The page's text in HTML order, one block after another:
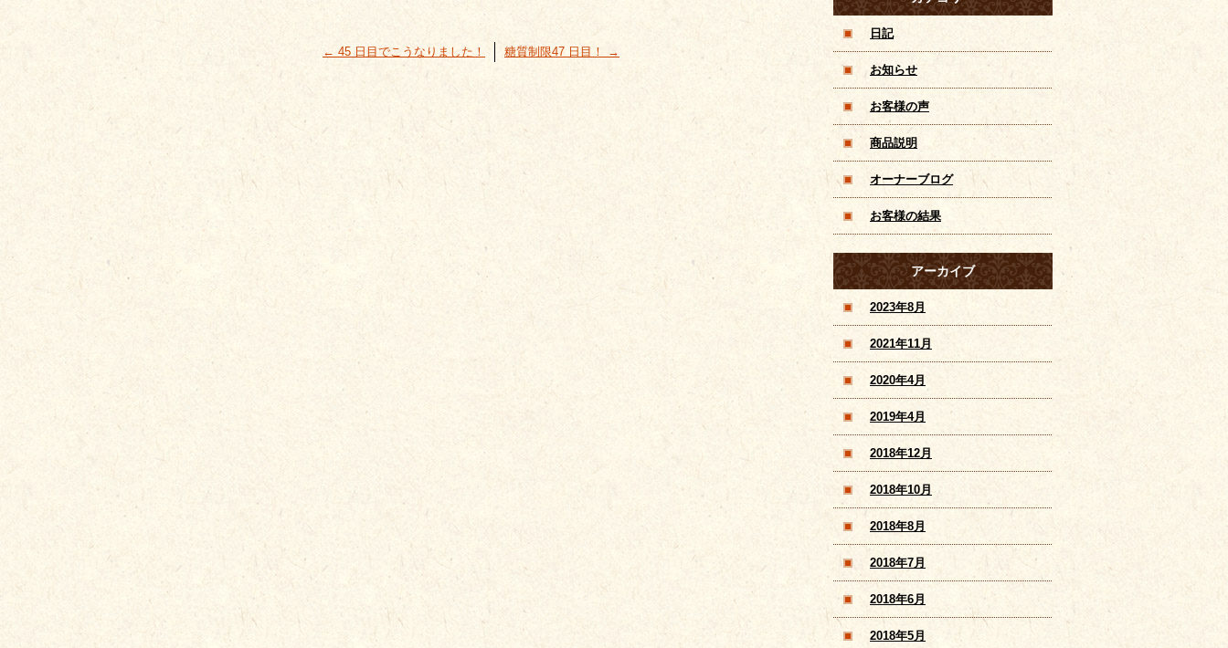
← 45 日目でこうなりました！ 糖質制限47 日目！ →
ンズコースあり
日記
お知らせ
お客様の声
商品説明
オーナーブログ
お客様の結果
アーカイブ
2023年8月
2021年11月
2020年4月
2019年4月
2018年12月
2018年10月
2018年8月
2018年7月
2018年6月
2018年5月